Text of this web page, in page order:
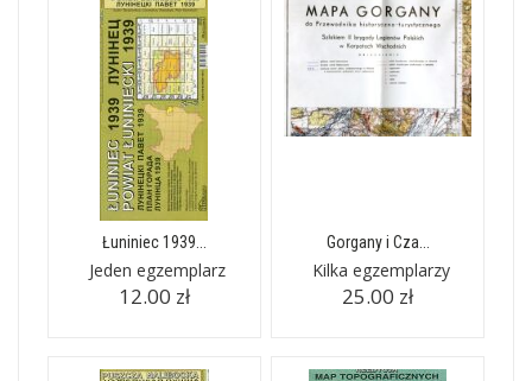
Łuniniec 1939...
Jeden egzemplarz
12.00 zł
Gorgany i Cza...
Kilka egzemplarzy
25.00 zł